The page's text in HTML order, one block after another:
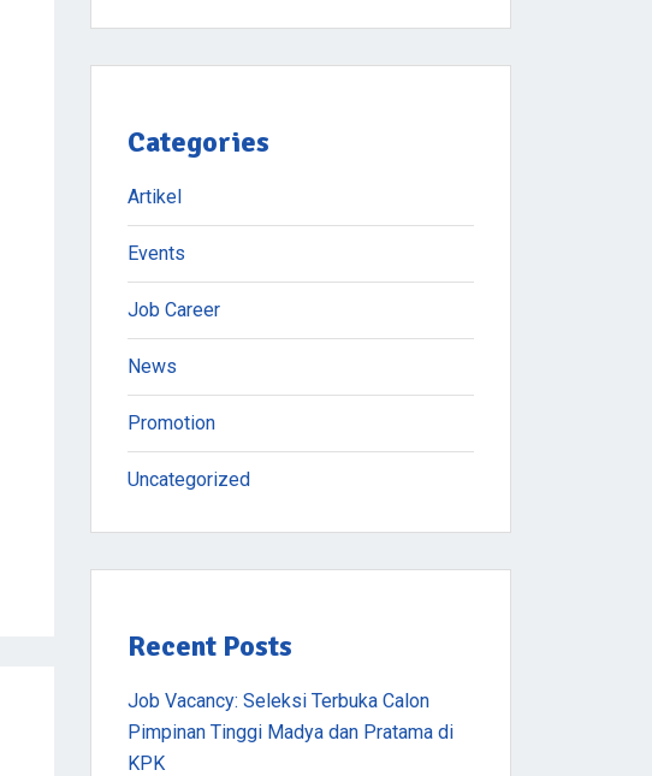
Categories
Artikel
Events
Job Career
News
Promotion
Uncategorized
Recent Posts
Job Vacancy: Seleksi Terbuka Calon
Pimpinan Tinggi Madya dan Pratama di
KPK